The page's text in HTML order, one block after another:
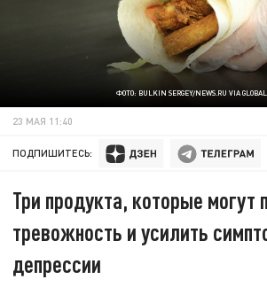
ФОТО: BULKIN SERGEY/NEWS.RU VIA
23 МАЯ 11:40
ПОДПИШИТЕСЬ:
Три продукта, которые могут
тревожность и усилить
депрессии